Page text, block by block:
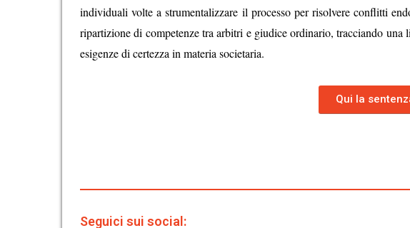
individuali volte a strumentalizzare il processo per risolvere conflitti
ripartizione di competenze tra arbitri e giudice ordinario, tracciando una
esigenze di certezza in materia societaria.
Qui la
Seguici sui social: